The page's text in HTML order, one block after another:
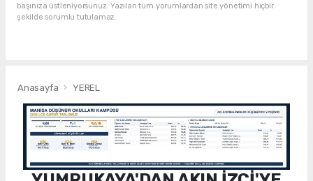
başınıza üstleniyorsunuz. Yazılan tüm yorumlardan site yönetimi hiçbir
şekilde sorumlu tutulamaz.
Anasayfa YEREL